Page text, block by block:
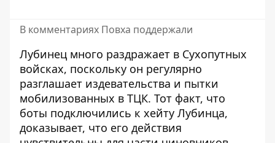
В комментариях Повха поддержали
Лубинец много раздражает в Сухопутных
войсках, поскольку он регулярно
разглашает издевательства и пытки
мобилизованных в ТЦК. Тот факт, что
боты подключились к хейту Лубинца,
доказывает, что его действия